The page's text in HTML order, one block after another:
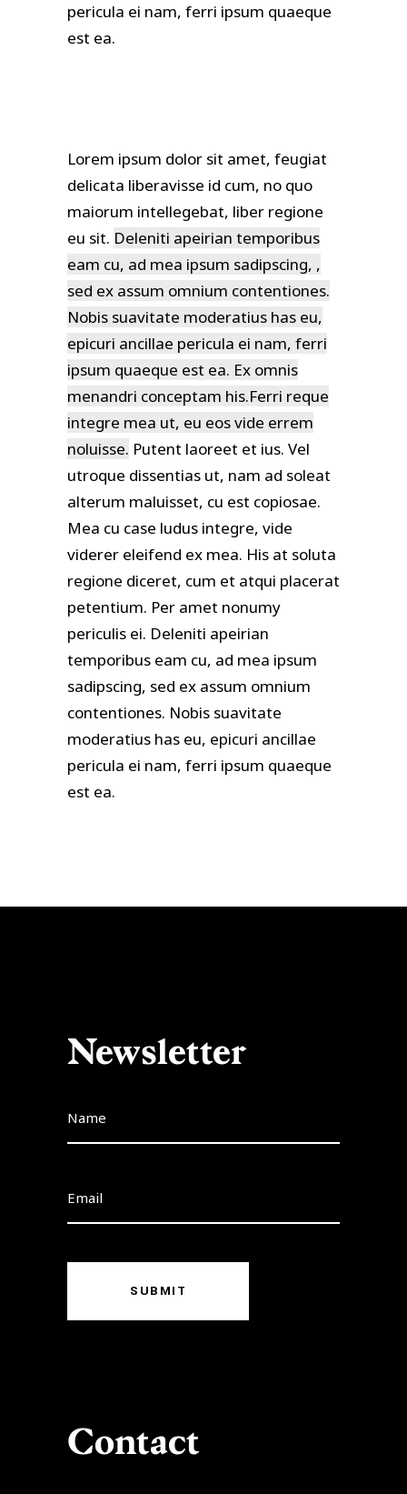
pericula ei nam, ferri ipsum quaeque
est ea.
Lorem ipsum dolor sit amet, feugiat
delicata liberavisse id cum, no quo
maiorum intellegebat, liber regione
eu sit. Deleniti apeirian temporibus
eam cu, ad mea ipsum sadipscing, ,
sed ex assum omnium contentiones.
Nobis suavitate moderatius has eu,
epicuri ancillae pericula ei nam, ferri
ipsum quaeque est ea. Ex omnis
menandri conceptam his.Ferri reque
integre mea ut, eu eos vide errem
noluisse. Putent laoreet et ius. Vel
utroque dissentias ut, nam ad soleat
alterum maluisset, cu est copiosae.
Mea cu case ludus integre, vide
viderer eleifend ex mea. His at soluta
regione diceret, cum et atqui placerat
petentium. Per amet nonumy
periculis ei. Deleniti apeirian
temporibus eam cu, ad mea ipsum
sadipscing, sed ex assum omnium
contentiones. Nobis suavitate
moderatius has eu, epicuri ancillae
pericula ei nam, ferri ipsum quaeque
est ea.
Newsletter
SUBMIT
Contact